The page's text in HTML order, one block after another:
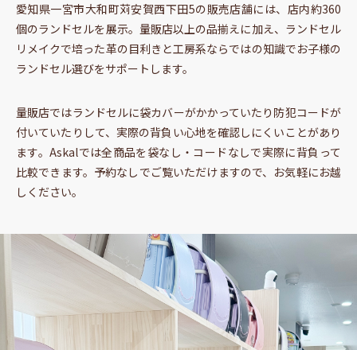
愛知県一宮市大和町苅安賀西下田5の販売店舗には、店内約360
個のランドセルを展示。量販店以上の品揃えに加え、ランドセル
リメイクで培った革の目利きと工房系ならではの知識でお子様の
ランドセル選びをサポートします。
量販店ではランドセルに袋カバーがかかっていたり防犯コードが
付いていたりして、実際の背負い心地を確認しにくいことがあり
ます。Askalでは全商品を袋なし・コードなしで実際に背負って
比較できます。予約なしでご覧いただけますので、お気軽にお越
しください。